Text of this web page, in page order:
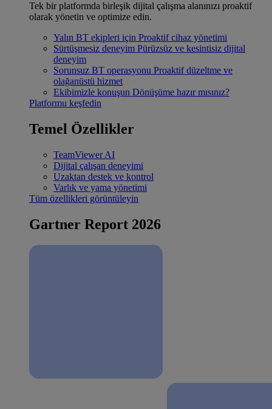
Tek bir platformda birleşik dijital çalışma alanınızı proaktif
olarak yönetin ve optimize edin.
Yalın BT ekipleri için Proaktif cihaz yönetimi
Sürtüşmesiz deneyim Pürüzsüz ve kesintisiz dijital
deneyim
Sorunsuz BT operasyonu Proaktif düzeltme ve
olağanüstü hizmet
Ekibimizle konuşun Dönüşüme hazır mısınız?
Platformu keşfedin
Temel Özellikler
TeamViewer AI
Dijital çalışan deneyimi
Uzaktan destek ve kontrol
Varlık ve yama yönetimi
Tüm özellikleri görüntüleyin
Gartner Report 2026